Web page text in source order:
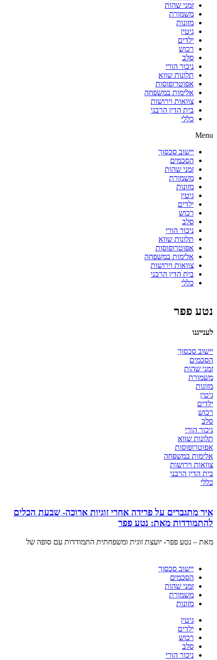
זמני שהות
משמורת
מזונות
גיטין
ילדים
רכוש
סלב
ניכור הורי
תלונות שווא
אפוטרופוסות
אלימות במשפחה
צוואות וירושות
בית הדין הרבני
כללי
Menu
יישוב סכסוך
הסכמים
זמני שהות
משמורת
מזונות
גיטין
ילדים
רכוש
סלב
ניכור הורי
תלונות שווא
אפוטרופוסות
אלימות במשפחה
צוואות וירושות
בית הדין הרבני
כללי
נטע פפר
לענייננו
יישוב סכסוך
הסכמים
זמני שהות
משמורת
מזונות
גיטין
ילדים
רכוש
סלב
ניכור הורי
תלונות שווא
אפוטרופוסות
אלימות במשפחה
צוואות וירושות
בית הדין הרבני
כללי
איך מתגברים על פרידה אחרי זוגיות ארוכה- שבעת הכלים
להתמודדות מאת: נטע פפר
מאת – נטע פפר- יועצת זוגית ומשפחתית התמודדות עם סופה של
יישוב סכסוך
הסכמים
זמני שהות
משמורת
מזונות
גיטין
ילדים
רכוש
סלב
ניכור הורי